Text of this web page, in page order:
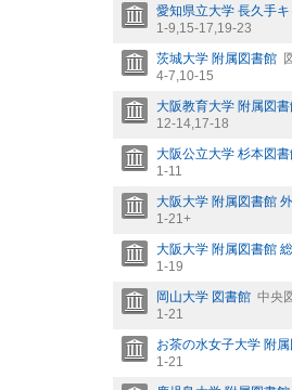
愛知県立大学 長久手
1-9,15-17,19-23
茨城大学 附属図書館
4-7,10-15
大阪教育大学 附属図
12-14,17-18
大阪公立大学 杉本図
1-11
大阪大学 附属図書館
1-21+
大阪大学 附属図書館
1-19
岡山大学 図書館 中央
1-21
お茶の水女子大学 附
1-21